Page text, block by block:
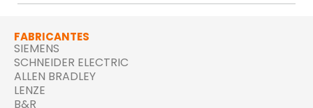
FABRICANTES
SIEMENS
SCHNEIDER ELECTRIC
ALLEN BRADLEY
LENZE
B&R